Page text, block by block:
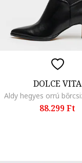
DOLCE VITA
88.299 Ft